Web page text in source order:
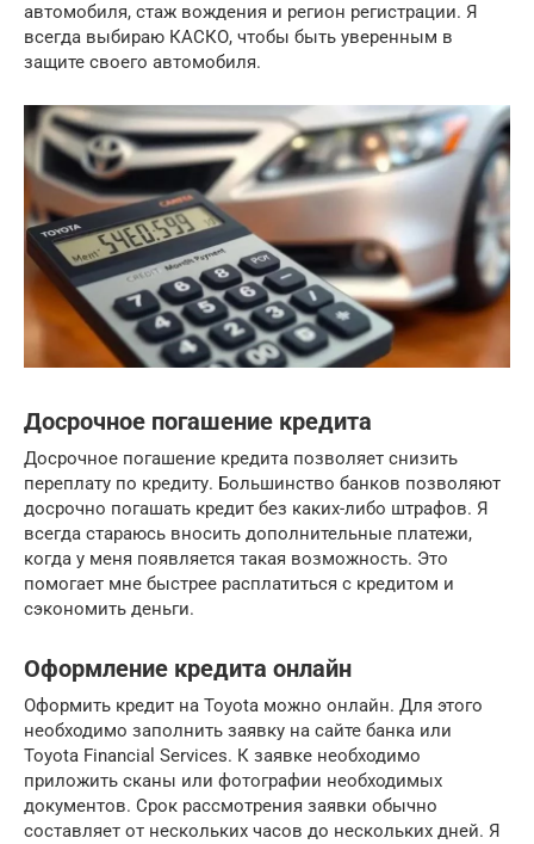
автомобиля, стаж вождения и регион регистрации. Я
всегда выбираю КАСКО, чтобы быть уверенным в
защите своего автомобиля.
Досрочное погашение кредита
Досрочное погашение кредита позволяет снизить
переплату по кредиту. Большинство банков позволяют
досрочно погашать кредит без каких-либо штрафов. Я
всегда стараюсь вносить дополнительные платежи,
когда у меня появляется такая возможность. Это
помогает мне быстрее расплатиться с кредитом и
сэкономить деньги.
Оформление кредита онлайн
Оформить кредит на Toyota можно онлайн. Для этого
необходимо заполнить заявку на сайте банка или
Toyota Financial Services. К заявке необходимо
приложить сканы или фотографии необходимых
документов. Срок рассмотрения заявки обычно
составляет от нескольких часов до нескольких дней. Я